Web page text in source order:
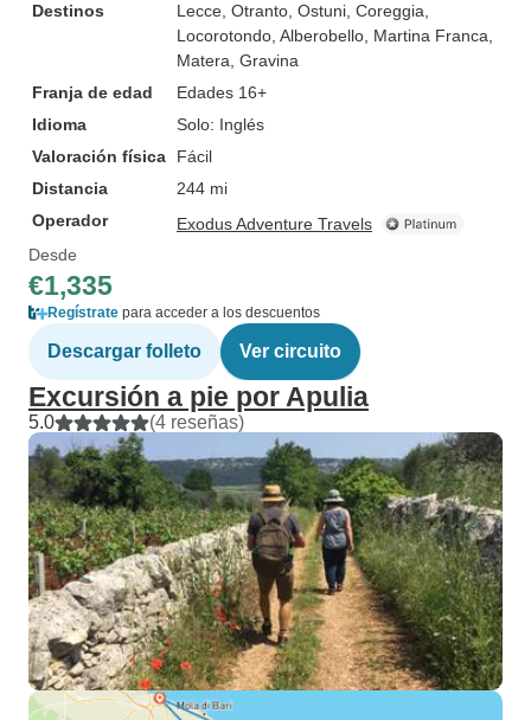
Destinos
Lecce , Otranto , Ostuni , Coreggia
Locorotondo , Alberobello , Martina Franca
Matera , Gravina
Franja de edad
Edades 16+
Idioma
Solo: Inglés
Valoración física
Fácil
Distancia
244 mi
Operador
Exodus Adventure Travels
Desde
€1,335
Regístrate para acceder a los descuentos
Descargar folleto Ver circuito
Excursión a pie por Apulia
5.0 (4 reseñas)